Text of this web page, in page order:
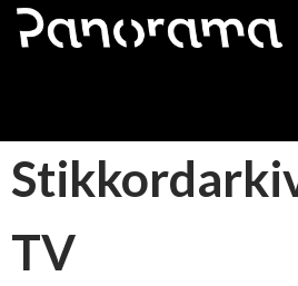
Søk
HOPP
TV